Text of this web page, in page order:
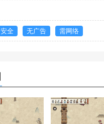
安全 无广告 需网络